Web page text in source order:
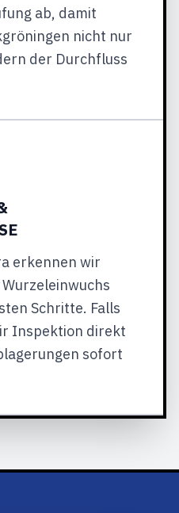
ab, damit
nicht nur
der Durchfluss
erkennen wir
Schritte. Falls
Inspektion direkt
sofort